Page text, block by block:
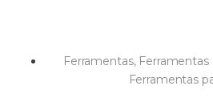
Ferramentas, Ferramentas
Ferramentas